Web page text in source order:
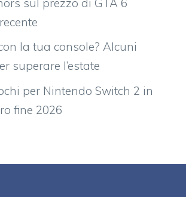
sul prezzo di GTA 6
la tua console? Alcuni
superare l’estate
per Nintendo Switch 2 in
fine 2026